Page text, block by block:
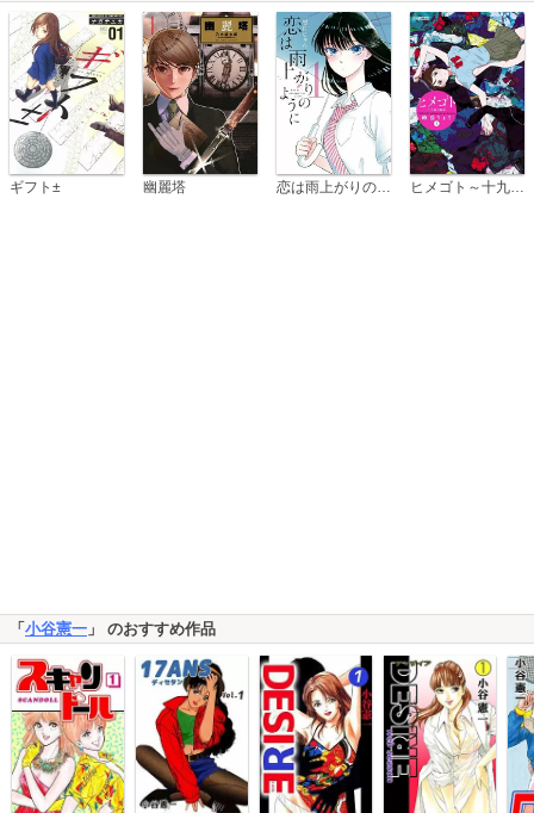
ギフト± 幽麗塔 ヒメゴト～十九歳の制服～
「 小谷憲一 」 のおすすめ作品